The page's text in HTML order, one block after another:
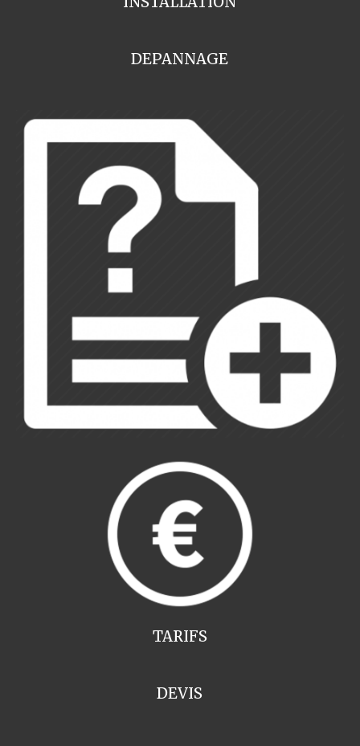
DEPANNAGE
TARIFS
DEVIS